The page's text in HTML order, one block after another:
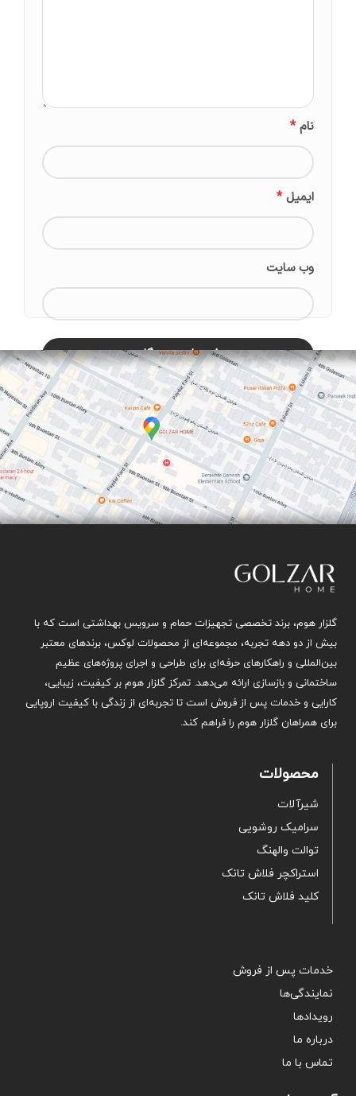
نام*
ایمیل*
وب‌ سایت
گلزار هوم، برند تخصصی تجهیزات حمام و سرویس بهداشتی است که با
بیش از دو دهه تجربه، مجموعه‌ای از محصولات لوکس، برندهای معتبر
بین‌المللی و راهکارهای حرفه‌ای برای طراحی و اجرای پروژه‌های عظیم
ساختمانی و بازسازی ارائه می‌دهد. تمرکز گلزار هوم بر کیفیت، زیبایی،
کارایی و خدمات پس از فروش است تا تجربه‌ای از زندگی با کیفیت اروپایی
برای همراهان گلزار هوم را فراهم کند.
خدمات پس از فروش
نمایندگی‌ها
رویدادها
درباره ما
تماس با ما
محصولات
شیرآلات
سرامیک روشویی
توالت والهنگ
استراکچر فلاش تانک
کلید فلاش تانک